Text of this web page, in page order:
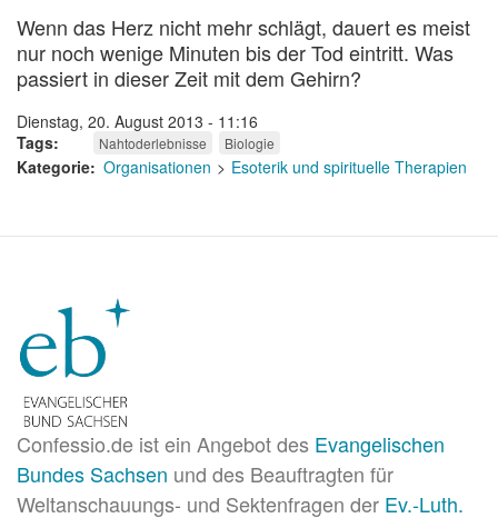
Wenn das Herz nicht mehr schlägt, dauert es meist
nur noch wenige Minuten bis der Tod eintritt. Was
passiert in dieser Zeit mit dem Gehirn?
Dienstag, 20. August 2013 - 11:16
Tags
Nahtoderlebnisse Biologie
Kategorie Organisationen Esoterik und spirituelle Therapien
Confessio.de ist ein Angebot des Evangelischen
Bundes Sachsen und des Beauftragten für
Weltanschauungs- und Sektenfragen der Ev.-Luth.